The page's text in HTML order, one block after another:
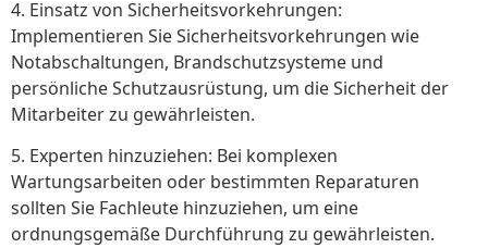
4. Einsatz von Sicherheitsvorkehrungen:
Implementieren Sie Sicherheitsvorkehrungen wie
Notabschaltungen, Brandschutzsysteme und
persönliche Schutzausrüstung, um die Sicherheit der
Mitarbeiter zu gewährleisten.
5. Experten hinzuziehen: Bei komplexen
Wartungsarbeiten oder bestimmten Reparaturen
sollten Sie Fachleute hinzuziehen, um eine
ordnungsgemäße Durchführung zu gewährleisten.